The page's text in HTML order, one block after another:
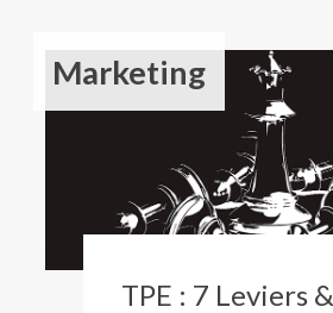
Marketing
TPE : 7 Leviers &